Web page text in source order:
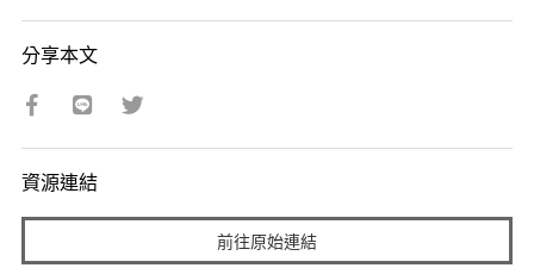
分享本文
資源連結
前往原始連結